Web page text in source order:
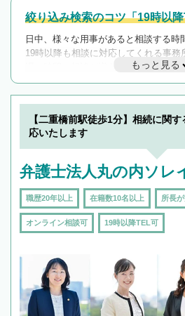
絞り込み検索のコツ「19時以
日中、様々な用事があると相談する時
19時以降も相談に対応してくれる事務
遅い時間の相談が増えそうな場合はそ
んで検索してみましょう。
19時以降TEL可
を加えて再
もっと見る
【二重橋前駅徒歩1分】相続に関
応いたします
弁護士法人丸の内ソレ
職歴20年以上 在籍数10名以上 所長
オンライン相談可 19時以降TEL可